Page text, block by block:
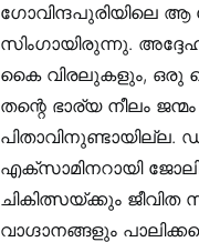
ഗോവിന്ദപുരിയിലെ ആ
സിംഗായിരുന്നു.
കൈ വിരലുകളും, ഒരു
തന്റെ ഭാര്യ നീലം
പിതാവിനുണ്ടായില്ല.
എക്സാമിനറായി
ചികിത്സയ്ക്കും
വാഗ്ദാനങ്ങളും